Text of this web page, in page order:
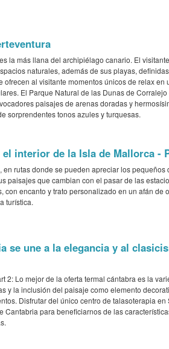
la más llana del archipiélago canario. El
naturales, además de sus playas,
ofrecen al visitante momentos únicos de relax en
El Parque Natural de las Dunas de Corralejo
paisajes de arenas doradas y
sorprendentes tonos azules y turquesas.
interior de la Isla de Mallorca -
en rutas donde se pueden apreciar los pequeños
paisajes que cambian con el pasar de las
con encanto y trato personalizado en un afán de
turística.
se une a la elegancia y al
2: Lo mejor de la oferta termal cántabra es la
y la inclusión del paisaje como elemento
Disfrutar del único centro de talasoterapia en
Cantabria para beneficiarnos de las